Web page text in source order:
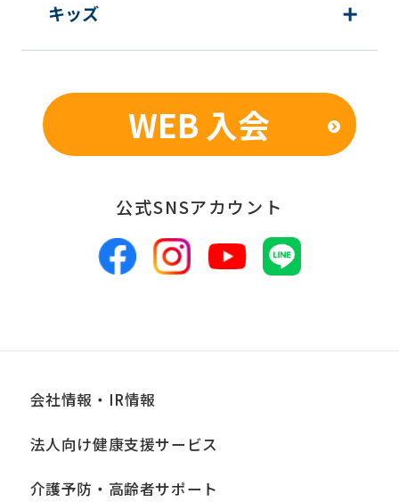
個人を特定できないよう加工したうえ
での統計的なデータの作成、活用、公
■個人情報の管理
当社は、お客様からお預かりした個人情
ざん、紛失等がないよう適正な管理に努
めます。当社において安全管理のために
講じている措置の内容については、本プ
■個人情報の開示
当社は、お客様からお預かりした個人情
キッズ
WEB 入会
公式SNSアカウント
会社情報・IR情報
法人向け健康支援サービス
介護予防・高齢者サポート